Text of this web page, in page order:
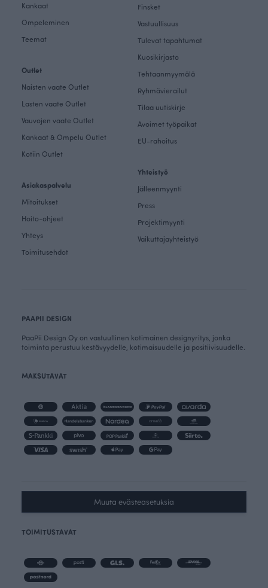
Kankaat
Ompeleminen
Teemat
Outlet
Naisten vaate Outlet
Lasten vaate Outlet
Vauvojen vaate Outlet
Kankaat & Ompelu Outlet
Kotiin Outlet
Asiakaspalvelu
Mitoitukset
Hoito-ohjeet
Yhteys
Toimitusehdot
Finsket
Vastuullisuus
Tulevat tapahtumat
Kuosikirjasto
Tehtaanmyymälä
Ryhmävierailut
Tilaa uutiskirje
Avoimet työpaikat
EU-rahoitus
Yhteistyö
Jälleenmyynti
Press
Projektimyynti
Vaikuttajayhteistyö
PAAPII DESIGN
PaaPii Design Oy on vastuullinen kotimainen designyritys, jonka
toiminta perustuu kestävyydelle, kotimaisuudelle ja positiivisuudelle.
MAKSUTAVAT
Muuta evästeasetuksia
TOIMITUSTAVAT